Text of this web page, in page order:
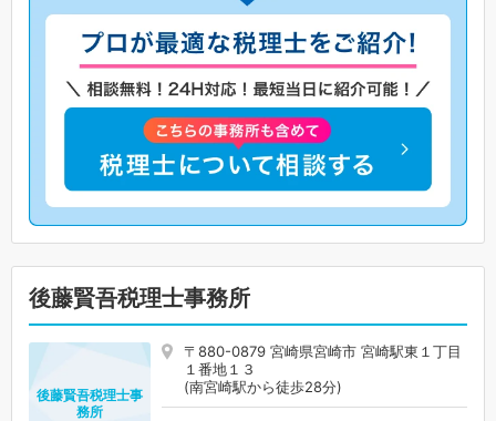
後藤賢吾税理士事務所
〒880-0879 宮崎県宮崎市 宮崎駅東１丁目
１番地１３
(南宮崎駅から徒歩28分)
後藤賢吾税理士事
務所